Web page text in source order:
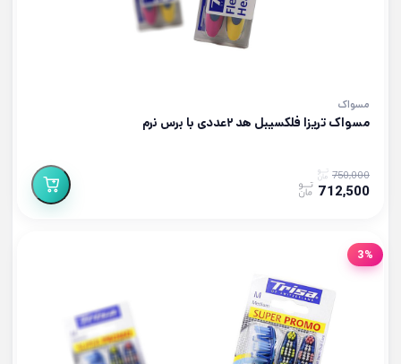
مسواک
مسواک تریزا فلکسیبل هد ۲عددی با برس نرم
750,000
712,500
3%